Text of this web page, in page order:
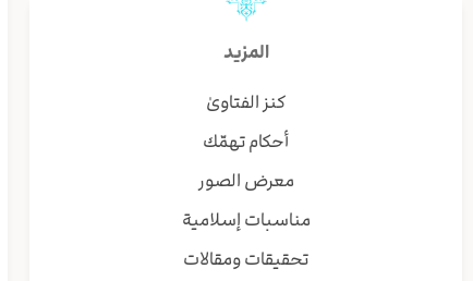
المزيد
كنز الفتاوىٰ
أحكام تهمّك
معرض الصور
مناسبات إسلامية
تحقيقات ومقالات